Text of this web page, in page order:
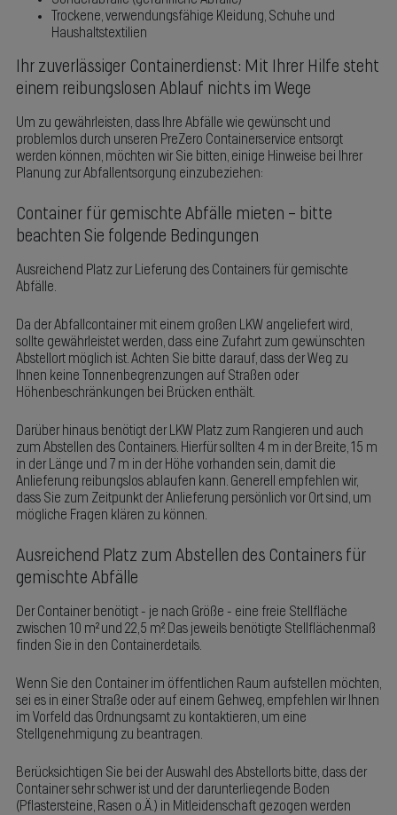
Trockene, verwendungsfähige Kleidung, Schuhe und
Haushaltstextilien
Ihr zuverlässiger Containerdienst: Mit Ihrer Hilfe steht
einem reibungslosen Ablauf nichts im Wege
Um zu gewährleisten, dass Ihre Abfälle wie gewünscht und
problemlos durch unseren PreZero Containerservice entsorgt
werden können, möchten wir Sie bitten, einige Hinweise bei Ihrer
Planung zur Abfallentsorgung einzubeziehen:
Container für gemischte Abfälle mieten – bitte
beachten Sie folgende Bedingungen
Ausreichend Platz zur Lieferung des Containers für gemischte
Abfälle.
Da der Abfallcontainer mit einem großen LKW angeliefert wird,
sollte gewährleistet werden, dass eine Zufahrt zum gewünschten
Abstellort möglich ist. Achten Sie bitte darauf, dass der Weg zu
Ihnen keine Tonnenbegrenzungen auf Straßen oder
Höhenbeschränkungen bei Brücken enthält.
Darüber hinaus benötigt der LKW Platz zum Rangieren und auch
zum Abstellen des Containers. Hierfür sollten 4 m in der Breite, 15 m
in der Länge und 7 m in der Höhe vorhanden sein, damit die
Anlieferung reibungslos ablaufen kann. Generell empfehlen wir,
dass Sie zum Zeitpunkt der Anlieferung persönlich vor Ort sind, um
mögliche Fragen klären zu können.
Ausreichend Platz zum Abstellen des Containers für
gemischte Abfälle
Der Container benötigt - je nach Größe - eine freie Stellfläche
zwischen 10 m² und 22,5 m². Das jeweils benötigte Stellflächenmaß
finden Sie in den Containerdetails.
Wenn Sie den Container im öffentlichen Raum aufstellen möchten,
sei es in einer Straße oder auf einem Gehweg, empfehlen wir Ihnen
im Vorfeld das Ordnungsamt zu kontaktieren, um eine
Stellgenehmigung zu beantragen.
Berücksichtigen Sie bei der Auswahl des Abstellorts bitte, dass der
Container sehr schwer ist und der darunterliegende Boden
(Pflastersteine, Rasen o.Ä.) in Mitleidenschaft gezogen werden